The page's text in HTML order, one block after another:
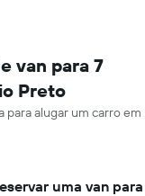
van para 7
Preto
para alugar um carro em
uma van para